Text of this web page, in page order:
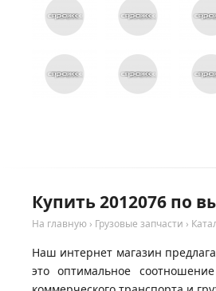
Купить 2012076 по
На главную › Грузовые запчасти ›
Наш интернет магазин
это оптимальное